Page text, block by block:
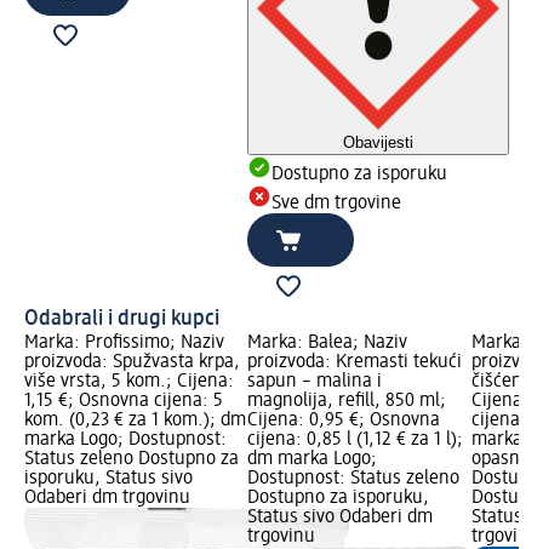
Obavijesti
Dostupno za isporuku
Sve dm trgovine
Odabrali i drugi kupci
Marka: Profissimo; Naziv
proizvoda: Spužvasta krpa,
više vrsta, 5 kom.; Cijena:
1,15 €; Osnovna cijena: 5
kom. (0,23 € za 1 kom.); dm
marka Logo; Dostupnost:
Status zeleno Dostupno za
isporuku, Status sivo
Odaberi dm trgovinu
Marka: Balea; Naziv
proizvoda: Kremasti tekući
sapun – malina i
magnolija, refill, 850 ml;
Cijena: 0,95 €; Osnovna
cijena: 0,85 l (1,12 € za 1 l);
dm marka Logo;
Dostupnost: Status zeleno
Dostupno za isporuku,
Status sivo Odaberi dm
trgovinu
Marka:
čišćenje
Cijena:
cijena: 1
marka
Status
trgovinu